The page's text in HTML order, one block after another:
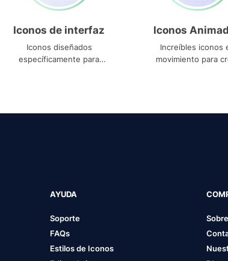
Iconos de interfaz
Iconos diseñados
específicamente para
Iconos
Increíbles iconos
movimiento para
AYUDA
Soporte
FAQs
Estilos de Iconos